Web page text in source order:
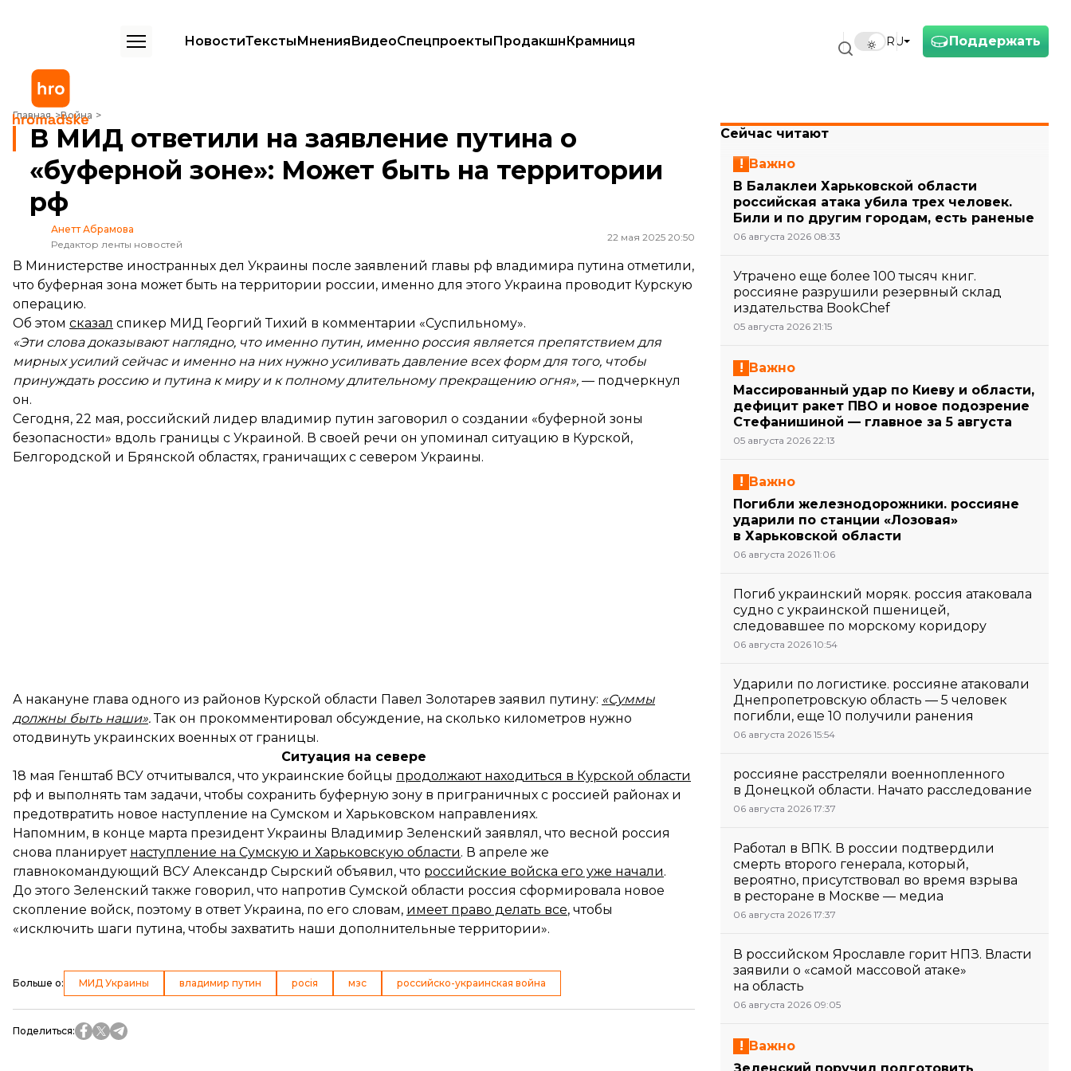
Поддержать
RU
НовостиТекстыМненияВидеоСпецпроектыПродакшнКрамниця
Главная Война
В МИД ответили на заявление путина о «буферной зоне»: Может быть на территории рф
В МИД ответили на заявление путина о
«буферной зоне»: Может быть на территории
рф
Анетт Абрамова
Редактор ленты новостей
22 мая 2025 20:50
В Министерстве иностранных дел Украины после заявлений главы рф владимира путина отметили,
что буферная зона может быть на территории россии, именно для этого Украина проводит Курскую
операцию.
Об этом сказал спикер МИД Георгий Тихий в комментарии «Суспильному».
«Эти слова доказывают наглядно, что именно путин, именно россия является препятствием для
мирных усилий сейчас и именно на них нужно усиливать давление всех форм для того, чтобы
принуждать россию и путина к миру и к полному длительному прекращению огня», — подчеркнул
он.
Сегодня, 22 мая, российский лидер владимир путин заговорил о создании «буферной зоны
безопасности» вдоль границы с Украиной. В своей речи он упоминал ситуацию в Курской,
Белгородской и Брянской областях, граничащих с севером Украины.
А накануне глава одного из районов Курской области Павел Золотарев заявил путину: «Суммы
должны быть наши».Так он прокомментировал обсуждение, на сколько километров нужно
отодвинуть украинских военных от границы.
Ситуация на севере
18 мая Генштаб ВСУ отчитывался, что украинские бойцы продолжают находиться в Курской области
рф и выполнять там задачи, чтобы сохранить буферную зону в приграничных с россией районах и
предотвратить новое наступление на Сумском и Харьковском направлениях.
Напомним, в конце марта президент Украины Владимир Зеленский заявлял, что весной россия
снова планирует наступление на Сумскую и Харьковскую области. В апреле же
главнокомандующий ВСУ Александр Сырский объявил, что российские войска его уже начали.
До этого Зеленский также говорил, что напротив Сумской области россия сформировала новое
скопление войск, поэтому в ответ Украина, по его словам, имеет право делать все, чтобы
«исключить шаги путина, чтобы захватить наши дополнительные территории».
Больше о: МИД Украины владимир путин росія мзс российско-украинская война
Поделиться:
Сейчас читают
Важно
В Балаклеи Харьковской области
российская атака убила трех человек.
Били и по другим городам, есть раненые
06 августа 2026 08:33
Утрачено еще более 100 тысяч книг.
россияне разрушили резервный склад
издательства BookChef
05 августа 2026 21:15
Важно
Массированный удар по Киеву и области,
дефицит ракет ПВО и новое подозрение
Стефанишиной — главное за 5 августа
05 августа 2026 22:13
Важно
Погибли железнодорожники. россияне
ударили по станции «Лозовая»
в Харьковской области
06 августа 2026 11:06
Погиб украинский моряк. россия атаковала
судно с украинской пшеницей,
следовавшее по морскому коридору
06 августа 2026 10:54
Ударили по логистике. россияне атаковали
Днепропетровскую область — 5 человек
погибли, еще 10 получили ранения
06 августа 2026 15:54
россияне расстреляли военнопленного
в Донецкой области. Начато расследование
06 августа 2026 17:37
Работал в ВПК. В россии подтвердили
смерть второго генерала, который,
вероятно, присутствовал во время взрыва
в ресторане в Москве — медиа
06 августа 2026 17:37
В российском Ярославле горит НПЗ. Власти
заявили о «самой массовой атаке»
на область
06 августа 2026 09:05
Важно